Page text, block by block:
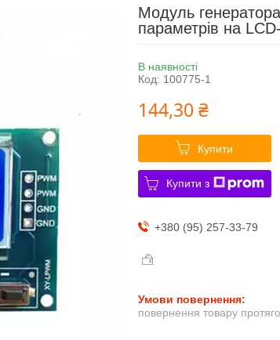
Модуль
параметрів на
В наявності
Код: 100775-1
144,30 ₴
Купити
Купити з
+380 (95) 257-33-79
повернення товару